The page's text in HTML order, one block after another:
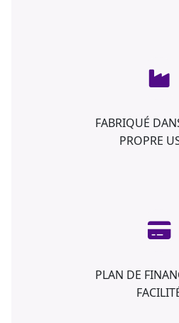
FABRIQUÉ
PROPRE
PLAN DE